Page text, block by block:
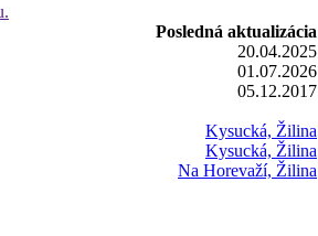
Posledná aktualizácia
20.04.2025
01.07.2026
05.12.2017
Kysucká, Žilina
Kysucká, Žilina
Na Horevaží, Žilina